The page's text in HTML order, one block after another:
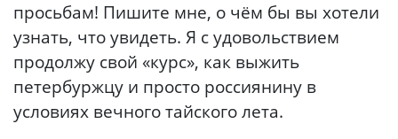
просьбам! Пишите мне, о чём бы вы хотели
узнать, что увидеть. Я с удовольствием
продолжу свой «курс», как выжить
петербуржцу и просто россиянину в
условиях вечного тайского лета.